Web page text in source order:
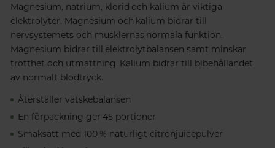
Magnesium, natrium, klorid och kalium är viktiga
elektrolyter. Magnesium och kalium bidrar till
nervsystemets och musklernas normala funktion.
Magnesium bidrar till elektrolytbalansen samt minskar
trötthet och utmattning. Kalium bidrar till bibehållandet
av normalt blodtryck.
Återställer vätskebalansen
En förpackning ger 45 portioner
Smaksatt med 100 % naturligt citronjuicepulver